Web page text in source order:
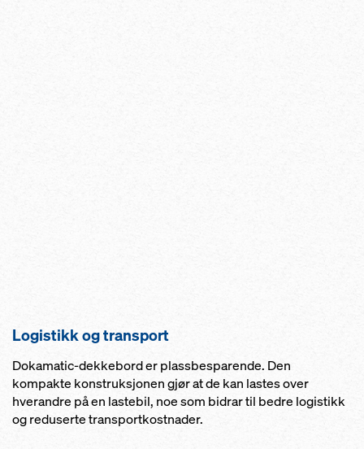
Logistikk og transport
Dokamatic-dekkebord er plassbesparende. Den
kompakte konstruksjonen gjør at de kan lastes over
hverandre på en lastebil, noe som bidrar til bedre logistikk
og reduserte transportkostnader.